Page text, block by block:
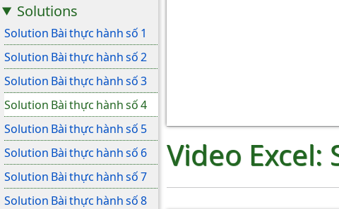
Solutions
Solution Bài thực hành số 1
Solution Bài thực hành số 2
Solution Bài thực hành số 3
Solution Bài thực hành số 4
Solution Bài thực hành số 5
Solution Bài thực hành số 6
Solution Bài thực hành số 7
Solution Bài thực hành số 8
Video